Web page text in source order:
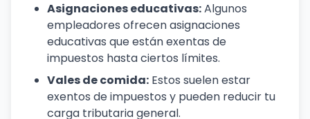
Asignaciones educativas:Algunos
empleadores ofrecen asignaciones
educativas que están exentas de
impuestos hasta ciertos límites.
Vales de comida: Estos suelen estar
exentos de impuestos y pueden reducir tu
carga tributaria general.